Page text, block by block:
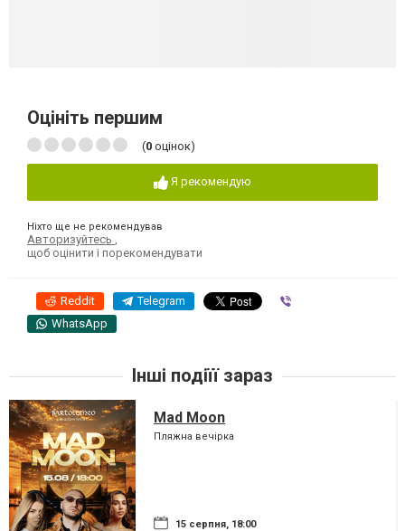
Оцініть першим
(0 оцінок)
Я рекомендую
Ніхто ще не рекомендував
Авторизуйтесь
щоб оцінити і порекомендувати
Reddit Telegram
WhatsApp
Інші подіїї зараз
Mad Moon
Пляжна вечірка
15 серпня, 18:00